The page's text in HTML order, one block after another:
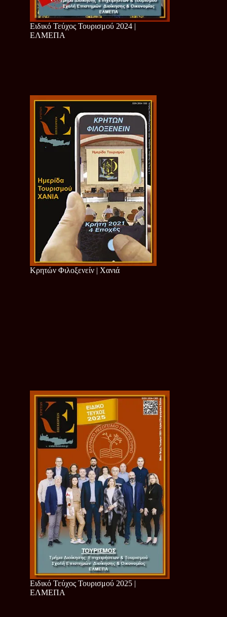
Ειδικό Τεύχος Τουρισμού 2024 |
ΕΛΜΕΠΑ
Κρητών Φιλοξενείν | Χανιά
Ειδικό Τεύχος Τουρισμού 2025 |
ΕΛΜΕΠΑ